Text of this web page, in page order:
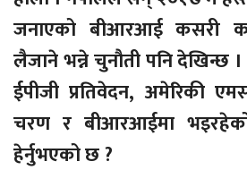
जनाएको बीआरआई कसरी
लैजाने भन्ने चुनौती पनि देखिन्छ
ईपीजी प्रतिवेदन, अमेरिकी
चरण र बीआरआईमा
हेर्नुभएको छ ?